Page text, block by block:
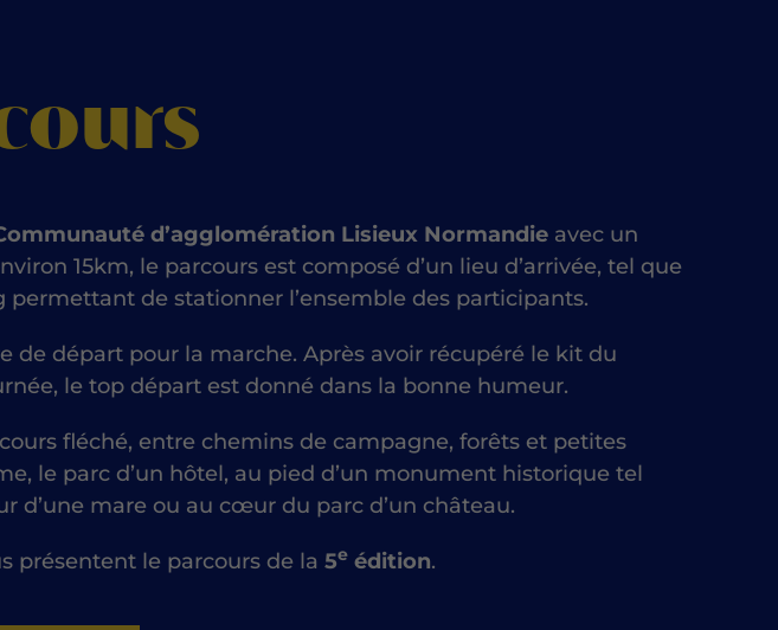
d’agglomération Lisieux Normandie avec un
15km, le parcours est composé d’un lieu d’arrivée, tel que
de stationner l’ensemble des participants.
de départ pour la marche. Après avoir récupéré le kit du
le top départ est donné dans la bonne humeur.
fléché, entre chemins de campagne, forêts et petites
le parc d’un hôtel, au pied d’un monument historique tel
d’une mare ou au cœur du parc d’un château.
présentent le parcours de la 5e édition.